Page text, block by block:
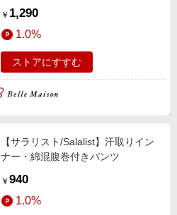
￥ 1,290
1.0%
ストアにすすむ
【サラリスト/Salalist】汗取りイン
ナー・綿混腹巻付きパンツ
￥ 940
1.0%